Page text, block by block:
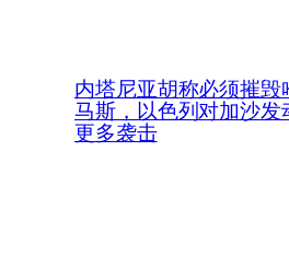
内塔尼亚胡称必须摧毁
马斯，以色列对加沙发
更多袭击